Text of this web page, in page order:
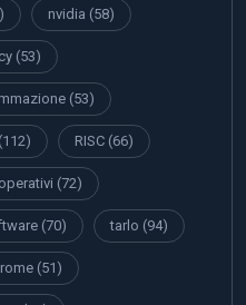
nvidia (58)
(53)
(53)
(112) RISC (66)
(72)
(70) tarlo (94)
(51)